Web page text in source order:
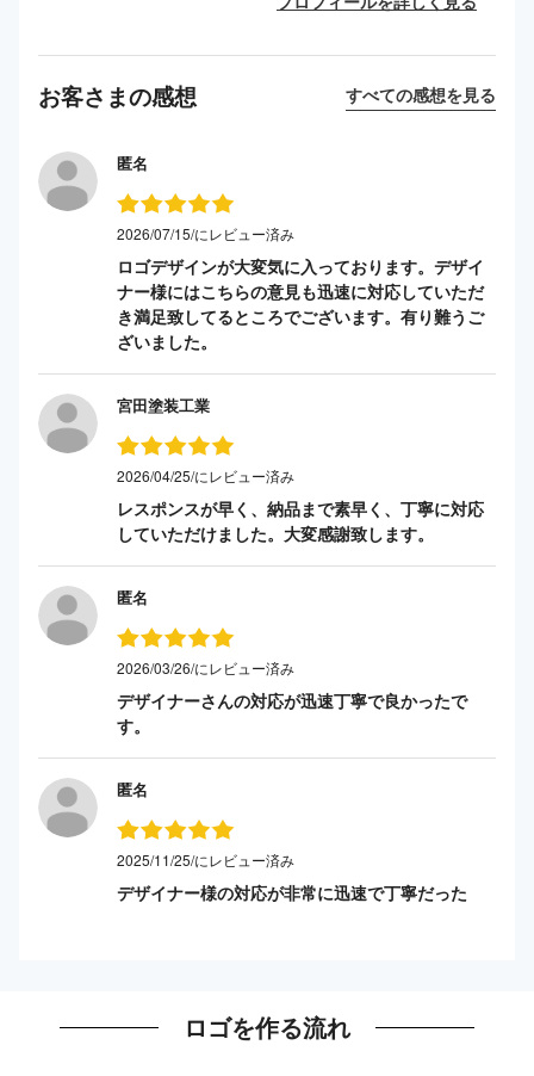
お客さまの感想 すべての感想を見る
匿名
2026/07/15/にレビュー済み
ロゴデザインが大変気に入っております。デザイ
ナー様にはこちらの意見も迅速に対応していただ
き満足致してるところでございます。有り難うご
ざいました。
宮田塗装工業
2026/04/25/にレビュー済み
レスポンスが早く、納品まで素早く、丁寧に対応
していただけました。大変感謝致します。
匿名
2026/03/26/にレビュー済み
デザイナーさんの対応が迅速丁寧で良かったで
す。
匿名
2025/11/25/にレビュー済み
デザイナー様の対応が非常に迅速で丁寧だった
ロゴを作る流れ